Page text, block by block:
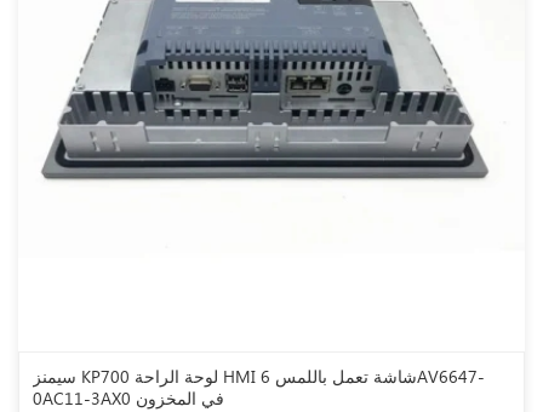
سيمنز KP700 لوحة الراحة HMI شاشة تعمل باللمس 6AV6647-
0AC11-3AX0 في المخزون